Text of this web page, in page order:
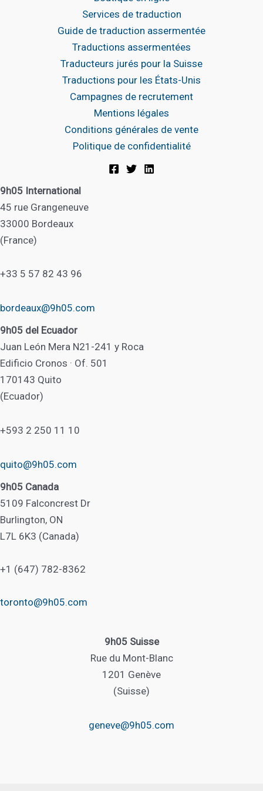
Services de traduction
Guide de traduction assermentée
Traductions assermentées
Traducteurs jurés pour la Suisse
Traductions pour les États-Unis
Campagnes de recrutement
Mentions légales
Conditions générales de vente
Politique de confidentialité
9h05 International
45 rue Grangeneuve
33000 Bordeaux
(France)
+33 5 57 82 43 96
bordeaux@9h05.com
9h05 del Ecuador
Juan León Mera N21-241 y Roca
Edificio Cronos · Of. 501
170143 Quito
(Ecuador)
+593 2 250 11 10
quito@9h05.com
9h05 Canada
5109 Falconcrest Dr
Burlington, ON
L7L 6K3 (Canada)
+1 (647) 782-8362
toronto@9h05.com
9h05 Suisse
Rue du Mont-Blanc
1201 Genève
(Suisse)
geneve@9h05.com